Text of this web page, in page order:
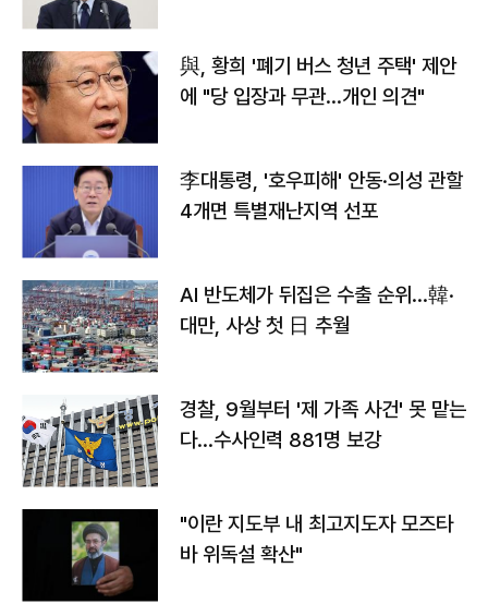
與, 황희 '폐기 버스 청년 주택' 제안
에 "당 입장과 무관…개인 의견"
李대통령, '호우피해' 안동·의성 관할
4개면 특별재난지역 선포
AI 반도체가 뒤집은 수출 순위…韓·
대만, 사상 첫 日 추월
경찰, 9월부터 '제 가족 사건' 못 맡는
다…수사인력 881명 보강
"이란 지도부 내 최고지도자 모즈타
바 위독설 확산"